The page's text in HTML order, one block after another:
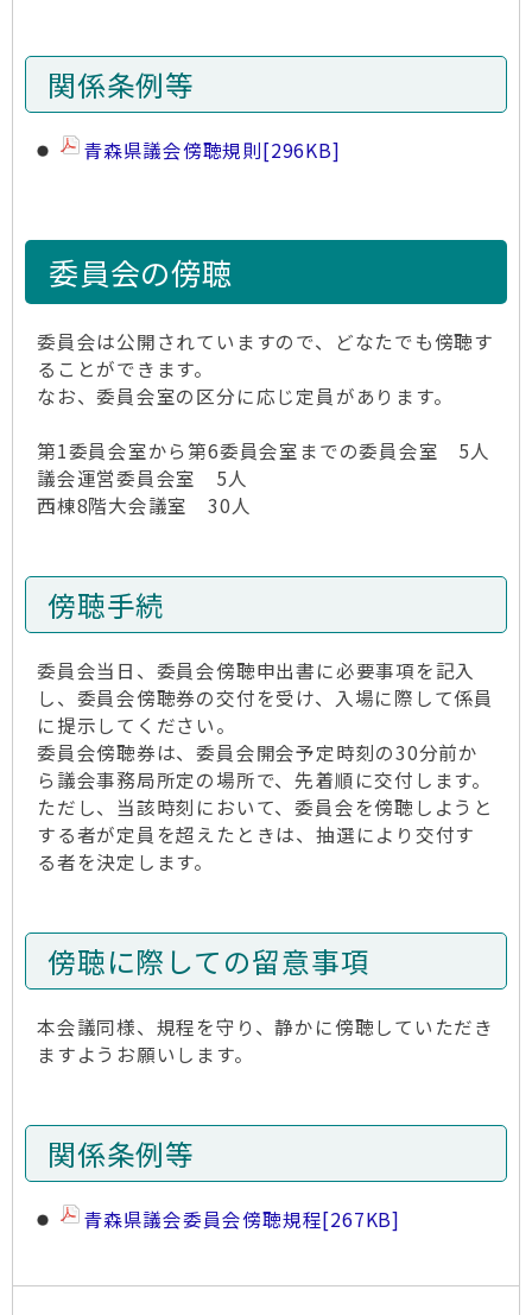
関係条例等
青森県議会傍聴規則[296KB]
委員会の傍聴
委員会は公開されていますので、どなたでも傍聴す
ることができます。
なお、委員会室の区分に応じ定員があります。
第1委員会室から第6委員会室までの委員会室 5人
議会運営委員会室 5人
西棟8階大会議室 30人
傍聴手続
委員会当日、委員会傍聴申出書に必要事項を記入
し、委員会傍聴券の交付を受け、入場に際して係員
に提示してください。
委員会傍聴券は、委員会開会予定時刻の30分前か
ら議会事務局所定の場所で、先着順に交付します。
ただし、当該時刻において、委員会を傍聴しようと
する者が定員を超えたときは、抽選により交付す
る者を決定します。
傍聴に際しての留意事項
本会議同様、規程を守り、静かに傍聴していただき
ますようお願いします。
関係条例等
青森県議会委員会傍聴規程[267KB]